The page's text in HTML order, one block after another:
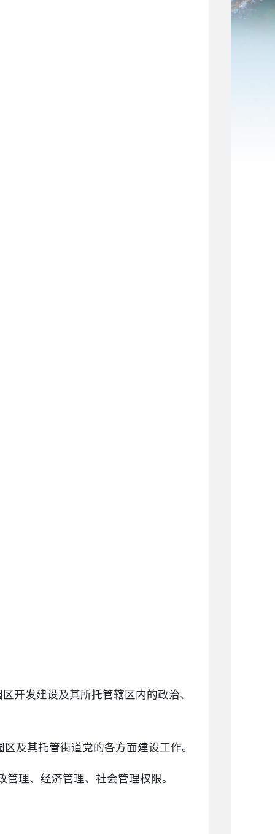
开发建设及其所托管辖区内的政治、
及其托管街道党的各方面建设工作。
理、经济管理、社会管理权限。